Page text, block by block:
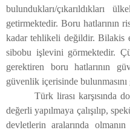
bulundukları/çıkarıldıkları
getirmektedir. Boru hatlarının
kadar tehlikeli değildir. Bilakis
sibobu işlevini görmektedir.
gerektiren boru hatlarının
güvenlik içerisinde
Türk lirası karşısında
değerli yapılmaya çalışılıp,
devletlerin aralarında